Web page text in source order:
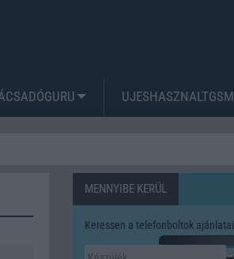
UJESHASZNALTGSM
MENNYIBE KERÜL
Keressen a telefonboltok